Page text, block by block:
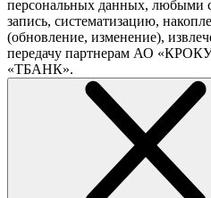
персональных данных, любыми
запись, систематизацию,
(обновление, изменение),
передачу партнерам АО
«ТБАНК».